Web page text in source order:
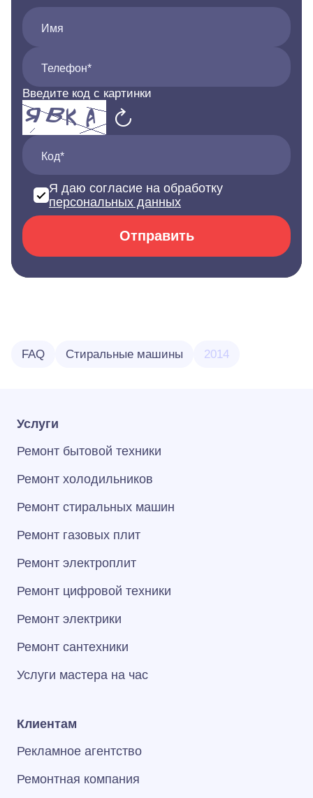
Имя
Телефон*
Введите код с картинки
Код*
Я даю согласие на обработку
персональных данных
Отправить
FAQ Стиральные машины 2014
Услуги
Ремонт бытовой техники
Ремонт холодильников
Ремонт стиральных машин
Ремонт газовых плит
Ремонт электроплит
Ремонт цифровой техники
Ремонт электрики
Ремонт сантехники
Услуги мастера на час
Клиентам
Рекламное агентство
Ремонтная компания